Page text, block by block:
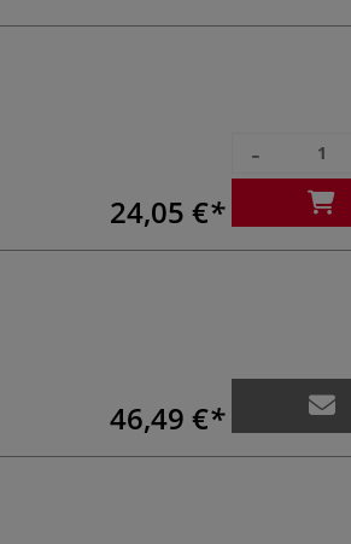
24,05 €
-
46,49 €